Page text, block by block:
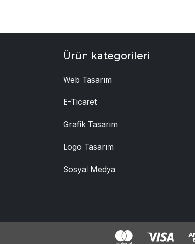
Ürün kategorileri
Web Tasarım
E-Ticaret
Grafik Tasarım
Logo Tasarım
Sosyal Medya